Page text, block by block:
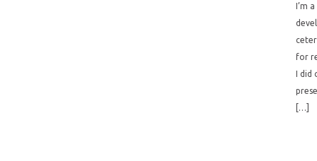
I’m
for
I did
[…]